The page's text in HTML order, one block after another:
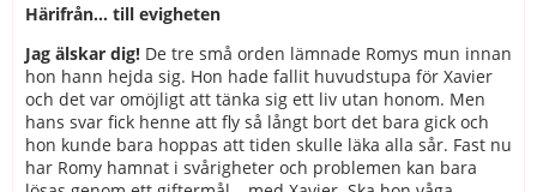
Härifrån... till evigheten
Jag älskar dig! De tre små orden lämnade Romys mun innan
hon hann hejda sig. Hon hade fallit huvudstupa för Xavier
och det var omöjligt att tänka sig ett liv utan honom. Men
hans svar fick henne att fly så långt bort det bara gick och
hon kunde bara hoppas att tiden skulle läka alla sår. Fast nu
har Romy hamnat i svårigheter och problemen kan bara